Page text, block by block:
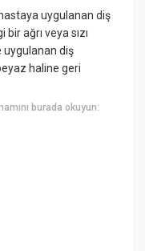
uygulanan diş
ağrı veya sızı
uygulanan diş
haline geri
burada okuyun: